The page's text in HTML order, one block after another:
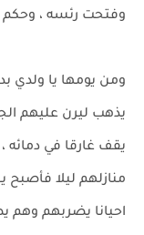
وفتحت رئسه ،
ومن يومها يا ولدي
يذهب ليرن عليهم
يقف غارقا في دمائه
منازلهم ليلا
احيانا يضربهم وهم